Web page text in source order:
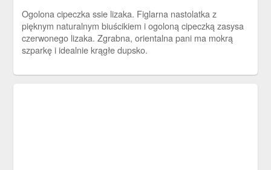
Ogolona cipeczka ssie lizaka. Figlarna nastolatka z
pięknym naturalnym biuścikiem i ogoloną cipeczką zasysa
czerwonego lizaka. Zgrabna, orientalna pani ma mokrą
szparkę i idealnie krągłe dupsko.